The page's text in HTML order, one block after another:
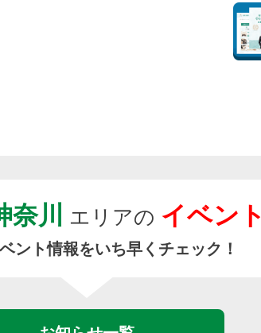
川 エリアの イベント
ント情報をいち早くチェック！